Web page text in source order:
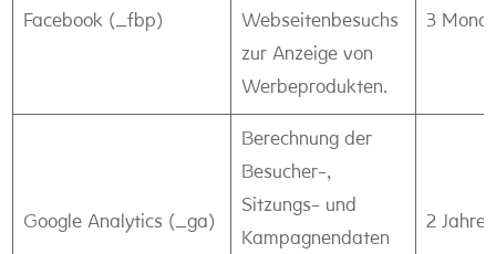
Facebook (_fbp)
Webseitenbesuchs
zur Anzeige von
Werbeprodukten.
3
Google Analytics (_ga)
Berechnung der
Besucher-,
Sitzungs- und
Kampagnendaten
2 Jahre